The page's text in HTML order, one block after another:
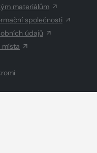
materiálům
společnosti
údajů